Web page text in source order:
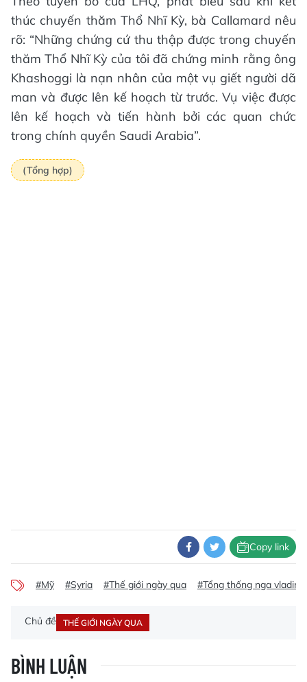
thúc chuyến thăm Thổ Nhĩ Kỳ, bà Callamard nêu
rõ: “Những chứng cứ thu thập được trong chuyến
thăm Thổ Nhĩ Kỳ của tôi đã chứng minh rằng ông
Khashoggi là nạn nhân của một vụ giết người dã
man và được lên kế hoạch từ trước. Vụ việc được
lên kế hoạch và tiến hành bởi các quan chức
trong chính quyền Saudi Arabia”.
(Tổng hợp)
Copy link
#Mỹ #Syria #Thế giới ngày qua #Tổng thống nga
Chủ đề THẾ GIỚI NGÀY QUA
BÌNH LUẬN